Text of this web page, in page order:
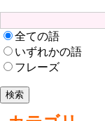
全ての語
いずれかの語
フレーズ